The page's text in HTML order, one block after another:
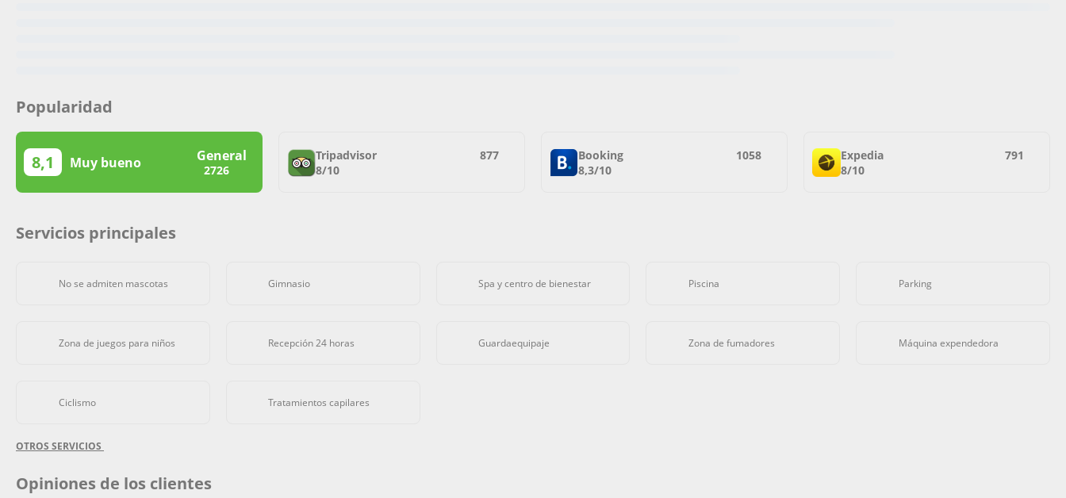
Popularidad
8,1 Muy bueno General
2726
Tripadvisor
8/10
877
Booking
8,3/10
1058
Expedia
8/10
791
Servicios principales
No se admiten mascotas Gimnasio Spa y centro de bienestar Piscina Parking
Zona de juegos para niños Recepción 24 horas Guardaequipaje Zona de fumadores Máquina expendedora
Ciclismo Tratamientos capilares
OTROS SERVICIOS
Opiniones de los clientes